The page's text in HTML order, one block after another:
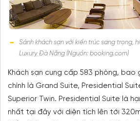
Sảnh khách sạn với kiến trúc sang trọng,
Luxury Đà Nẵng (Nguồn: booking.com)
Khách sạn cung cấp 583 phòng, bao
chính là Grand Suite, Presidential
Superior Twin. Presidential Suite là
nhất tại đây với diện tích lên tới